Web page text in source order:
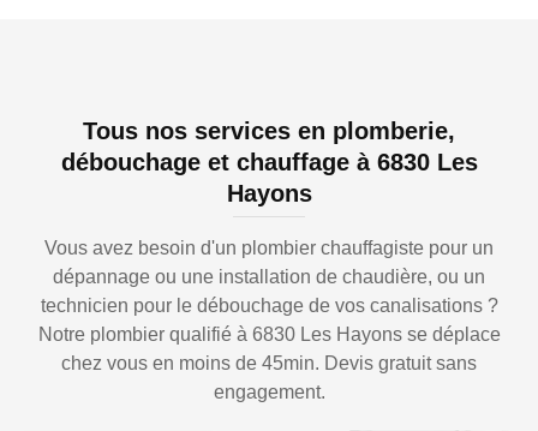
Tous nos services en plomberie,
débouchage et chauffage à 6830 Les
Hayons
Vous avez besoin d'un plombier chauffagiste pour un
dépannage ou une installation de chaudière, ou un
technicien pour le débouchage de vos canalisations ?
Notre plombier qualifié à 6830 Les Hayons se déplace
chez vous en moins de 45min. Devis gratuit sans
engagement.